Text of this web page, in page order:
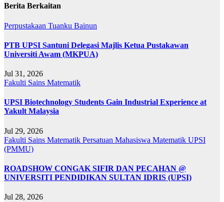
Berita Berkaitan
Perpustakaan Tuanku Bainun
PTB UPSI Santuni Delegasi Majlis Ketua Pustakawan
Universiti Awam (MKPUA)
Jul 31, 2026
Fakulti Sains Matematik
UPSI Biotechnology Students Gain Industrial Experience at
Yakult Malaysia
Jul 29, 2026
Fakulti Sains Matematik Persatuan Mahasiswa Matematik UPSI
(PMMU)
ROADSHOW CONGAK SIFIR DAN PECAHAN @
UNIVERSITI PENDIDIKAN SULTAN IDRIS (UPSI)
Jul 28, 2026